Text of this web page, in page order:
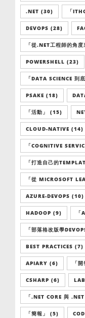
.NET (30) 「
DEVOPS (28)
「從.NET工程師的角
POWERSHELL (23)
「DATA SCIENCE 到
PSAKE (18)
「活動」 (15)
CLOUD-NATIVE (14)
「COGNITIVE
「打造自己的
「從 MICROSOFT
AZURE-DEVOPS (10)
HADOOP (9)
「部落格改版學
BEST PRACTICES (7)
APIARY (6) 「
CSHARP (6)
「.NET CORE 與
「簡報」 (5)